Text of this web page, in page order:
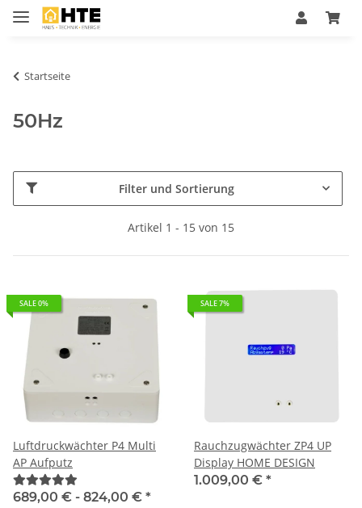
Startseite
50Hz
Filter und Sortierung
Artikel 1 - 15 von 15
SALE 0%
Luftdruckwächter P4 Multi
AP Aufputz
689,00 € - 824,00 € *
SALE 7%
Rauchzugwächter ZP4 UP
Display HOME DESIGN
1.009,00 € *